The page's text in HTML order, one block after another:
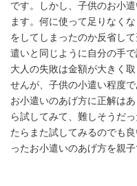
です。しかし、子供のお小
ます。何に使って足りなく
をしてしまったのか反省し
遣いと同じように自分の手
大人の失敗は金額が大きく
せんが、子供の小遣い程度
お小遣いのあげ方に正解は
ら試してみて、難しそうだ
たらまた試してみるのでも
ったお小遣いのあげ方を親